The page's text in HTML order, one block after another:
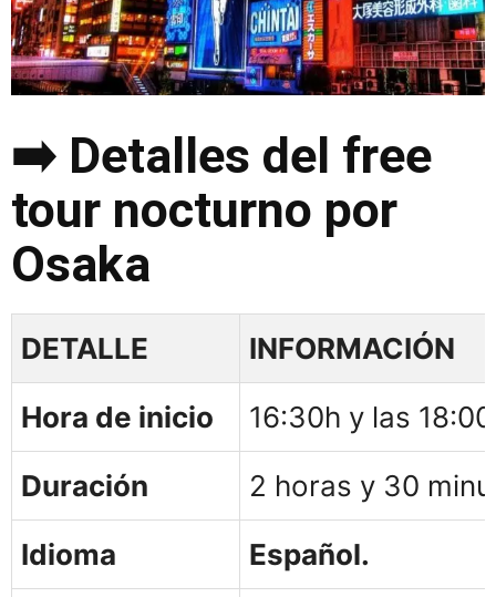
➡️ Detalles del free
tour nocturno por
Osaka
DETALLE
INFORMACIÓN
Hora de inicio
16:30h y las
Duración
2 horas y 30
Idioma
Español.